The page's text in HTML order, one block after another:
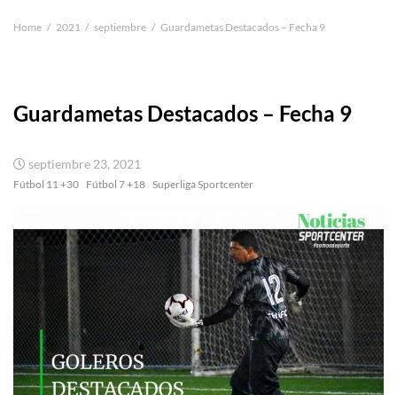
Home 2021 septiembre Guardametas Destacados – Fecha 9
Guardametas Destacados – Fecha 9
septiembre 23, 2021
Fútbol 11 +30 Fútbol 7 +18 Superliga Sportcenter